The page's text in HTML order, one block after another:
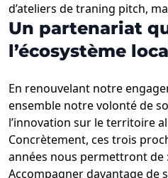
d’ateliers de traning pitch,
Un partenariat
l’écosystème
En renouvelant notre
ensemble notre volonté de
l’innovation sur le territoire
Concrètement, ces trois
années nous permettront de :
Accompagner davantage de